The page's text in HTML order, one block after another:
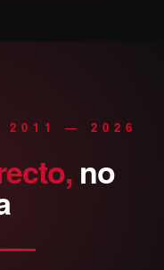
2011 — 2026
no